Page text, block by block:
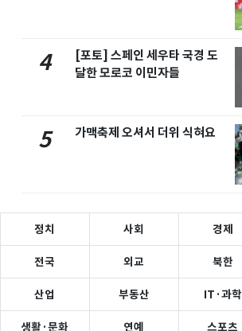
4
[포토] 스페인 세우타 국경 도
달한 모로코 이민자들
5 가맥축제 오셔서 더위 식혀요
정치 사회 경제
전국 외교 북한
산업 부동산 IT·과학
생활·문화 연예 스포츠